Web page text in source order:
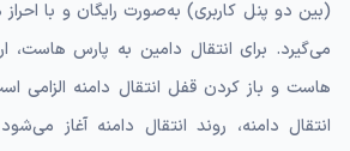
(بین دو پنل کاربری) به‌صورت رایگان و با
می‌گیرد. برای انتقال دامین به پارس هاست،
هاست و باز کردن قفل انتقال دامنه الزامی
انتقال دامنه، روند انتقال دامنه آغاز